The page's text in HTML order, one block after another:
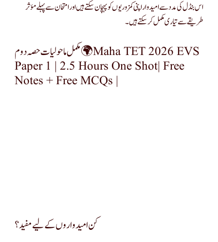
اس بنڈل کی مدد سے امیدوار اپنی کمزوریوں کو پہچان سکتے ہیں اور امتحان سے پہلے مؤثر
طریقے سے تیاری مکمل کر سکتے ہیں۔
مکمل ماحولیات حصہ دوم 🌍 Maha TET 2026 EVS
Paper 1 | 2.5 Hours One Shot| Free
Notes + Free MCQs |
کن امیدواروں کے لیے مفید؟